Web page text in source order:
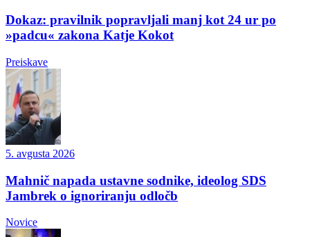
Dokaz: pravilnik popravljali manj kot 24 ur po
»padcu« zakona Katje Kokot
Preiskave
5. avgusta 2026
Mahnič napada ustavne sodnike, ideolog SDS
Jambrek o ignoriranju odločb
Novice